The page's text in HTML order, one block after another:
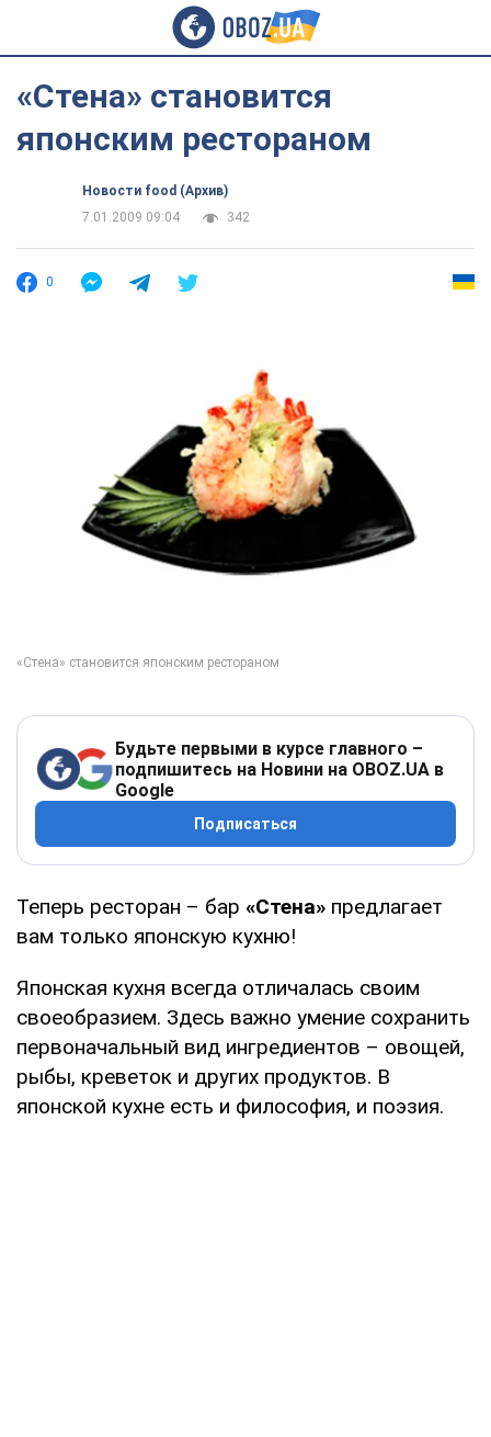
«Стена» становится
японским рестораном
Новости food (Архив)
7.01.2009 09:04
342
0
Будьте первыми в курсе главного –
подпишитесь на Новини на OBOZ.UA в
Google
Подписаться
Теперь ресторан – бар «Стена» предлагает
вам только японскую кухню!
Японская кухня всегда отличалась своим
своеобразием. Здесь важно умение сохранить
первоначальный вид ингредиентов – овощей,
рыбы, креветок и других продуктов. В
японской кухне есть и философия, и поэзия.